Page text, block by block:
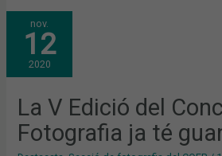
nov.
12
2020
La V Edició del
Fotografia ja té
LA
V
EDICIÓ
DEL
CONCURS
DE
FOTOGRAFIA
GUANYADORS